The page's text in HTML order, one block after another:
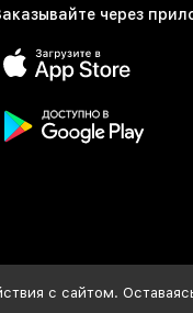
через
с сайтом.